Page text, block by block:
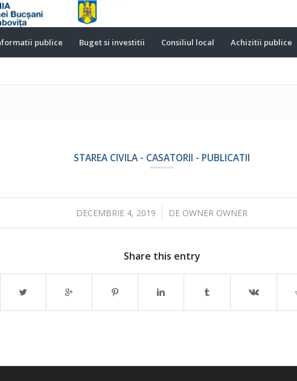
publice Buget si investitii Consiliul local Achizitii publice
STAREA CIVILA - CASATORII - PUBLICATII
DECEMBRIE 4, 2019
/ DE OWNER OWNER
Share this entry